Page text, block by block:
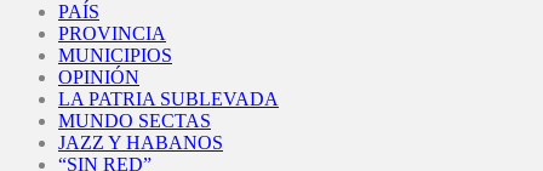
PAÍS
PROVINCIA
MUNICIPIOS
OPINIÓN
LA PATRIA SUBLEVADA
MUNDO SECTAS
JAZZ Y HABANOS
“SIN RED”